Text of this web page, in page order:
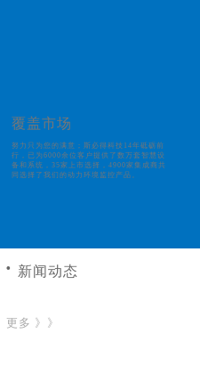
覆盖市场
努力只为您的满意；斯必得科技14年砥砺前
行，已为6000余位客户提供了数万套智慧设
备和系统，35家上市选择，4900家集成商共
同选择了我们的动力环境监控产品。
新闻动态
更多 》》